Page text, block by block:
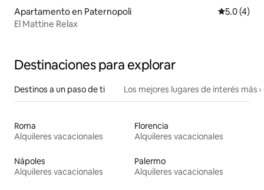
Apartamento en Paternopoli
5.0 (4)
El Mattine Relax
Destinaciones para explorar
Destinos a un paso de ti Los mejores lugares de interés más
Roma
Alquileres vacacionales
Florencia
Alquileres vacacionales
Nápoles
Alquileres vacacionales
Palermo
Alquileres vacacionales